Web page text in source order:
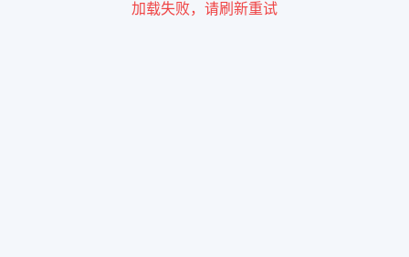
加载失败，请刷新重试